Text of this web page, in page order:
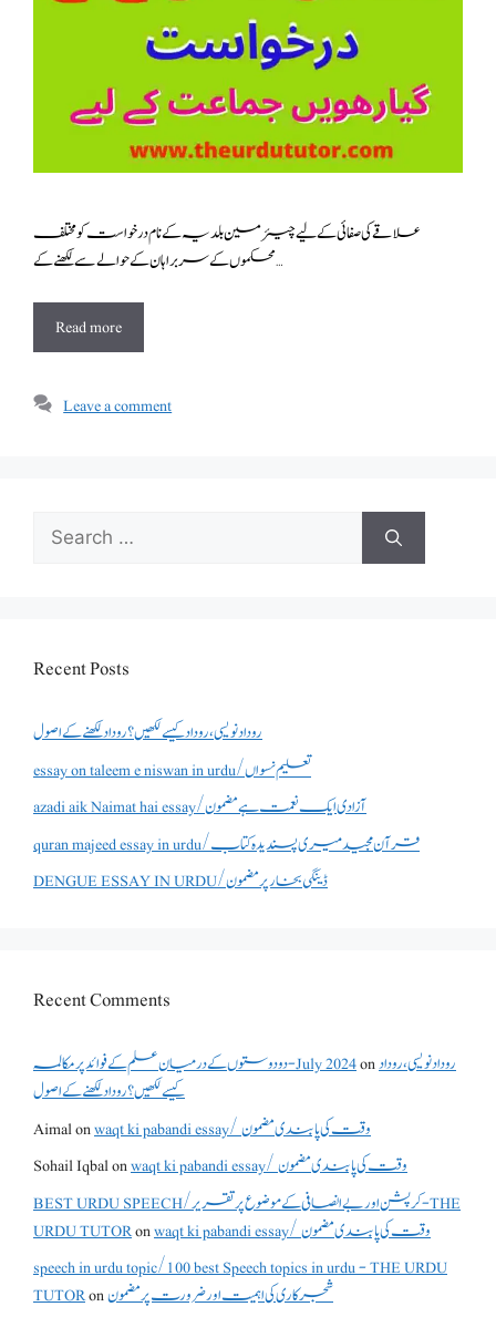
علاقے کی صفائی کے لیے چیئرمین بلدیہ کے نام درخواست کو مختلف
محکموں کے سربراہان کے حوالے سے لکھنے کے …
Read more
Leave a comment
Search
for:
Recent Posts
روداد نویسی ،روداد کیسے لکھیں؟ روداد لکھنے کے اصول
essay on taleem e niswan in urdu/تعلیم نسواں
azadi aik Naimat hai essay/آزادی ایک نعمت ہے مضمون
quran majeed essay in urdu/قرآن مجید میری پسندیدہ کتاب
DENGUE ESSAY IN URDU/ڈینگی بخار پر مضمون
Recent Comments
دو دوستوں کے درمیان علم کے فوائد پر مکالمہ - July 2024onروداد نویسی ،روداد
کیسے لکھیں؟ روداد لکھنے کے اصول
Aimalon
waqt ki pabandi essay/ وقت کی پابندی مضمون
Sohail Iqbalon
waqt ki pabandi essay/ وقت کی پابندی مضمون
BEST URDU SPEECH/کرپشن اور بے انصافی کے موضوع پر تقریر - THE
URDU TUTORon
waqt ki pabandi essay/ وقت کی پابندی مضمون
speech in urdu topic/100 best Speech topics in urdu - THE URDU
TUTORonشجرکاری کی اہمیت اور ضرورت پر مضمون